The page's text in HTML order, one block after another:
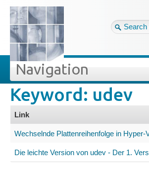
Tag cloud
Site map
Login
Forgot your
Navigation
Projekte
Veröffentlichungen
Blog
Keyword: udev
Link
Wechselnde Plattenreihenfolge in Hyper-
Die leichte Version von udev - Der 1.